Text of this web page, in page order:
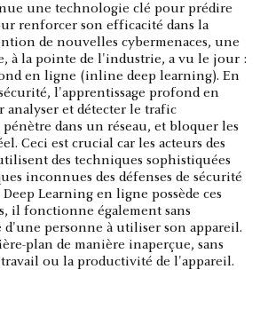
une technologie clé pour prédire
renforcer son efficacité dans la
de nouvelles cybermenaces, une
à la pointe de l'industrie, a vu le jour :
en ligne (inline deep learning). En
l'apprentissage profond en
et détecter le trafic
dans un réseau, et bloquer les
Ceci est crucial car les acteurs des
des techniques sophistiquées
inconnues des défenses de sécurité
Learning en ligne possède ces
il fonctionne également sans
d'une personne à utiliser son appareil.
plan de manière inaperçue, sans
ou la productivité de l'appareil.